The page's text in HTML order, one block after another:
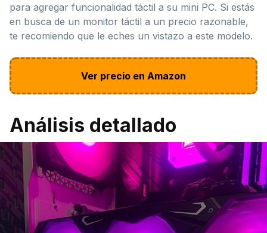
para agregar funcionalidad táctil a su mini PC. Si estás
en busca de un monitor táctil a un precio razonable,
te recomiendo que le eches un vistazo a este modelo.
Ver precio en Amazon
Análisis detallado